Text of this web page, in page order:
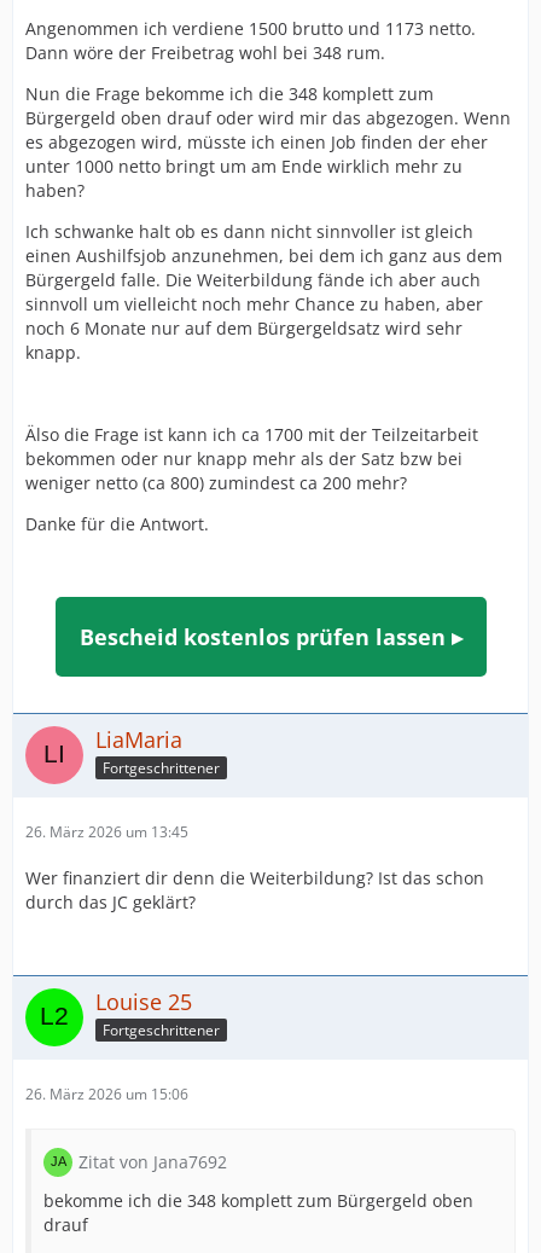
Angenommen ich verdiene 1500 brutto und 1173 netto.
Dann wöre der Freibetrag wohl bei 348 rum.
Nun die Frage bekomme ich die 348 komplett zum
Bürgergeld oben drauf oder wird mir das abgezogen. Wenn
es abgezogen wird, müsste ich einen Job finden der eher
unter 1000 netto bringt um am Ende wirklich mehr zu
haben?
Ich schwanke halt ob es dann nicht sinnvoller ist gleich
einen Aushilfsjob anzunehmen, bei dem ich ganz aus dem
Bürgergeld falle. Die Weiterbildung fände ich aber auch
sinnvoll um vielleicht noch mehr Chance zu haben, aber
noch 6 Monate nur auf dem Bürgergeldsatz wird sehr
knapp.
Älso die Frage ist kann ich ca 1700 mit der Teilzeitarbeit
bekommen oder nur knapp mehr als der Satz bzw bei
weniger netto (ca 800) zumindest ca 200 mehr?
Danke für die Antwort.
Bescheid kostenlos prüfen lassen ▸
LiaMaria
Fortgeschrittener
26. März 2026 um 13:45
Wer finanziert dir denn die Weiterbildung? Ist das schon
durch das JC geklärt?
Louise 25
Fortgeschrittener
26. März 2026 um 15:06
Zitat von Jana7692
bekomme ich die 348 komplett zum Bürgergeld oben
drauf